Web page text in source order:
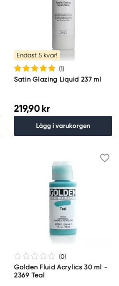
Endast 5 kvar!
(1)
Satin Glazing Liquid 237 ml
219,90 kr
Lägg i varukorgen
(0)
Golden Fluid Acrylics 30 ml -
2369 Teal